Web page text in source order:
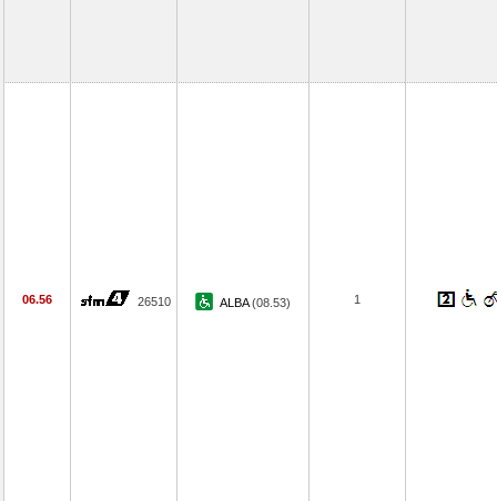
06.56 26510 ALBA(08.53) 1